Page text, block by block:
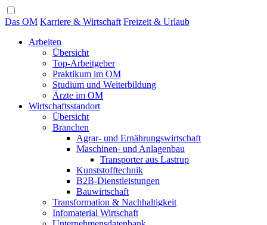
Das OM Karriere & Wirtschaft Freizeit & Urlaub
Arbeiten
Übersicht
Top-Arbeitgeber
Praktikum im OM
Studium und Weiterbildung
Ärzte im OM
Wirtschaftsstandort
Übersicht
Branchen
Agrar- und Ernährungswirtschaft
Maschinen- und Anlagenbau
Transporter aus Lastrup
Kunststofftechnik
B2B-Dienstleistungen
Bauwirtschaft
Transformation & Nachhaltigkeit
Infomaterial Wirtschaft